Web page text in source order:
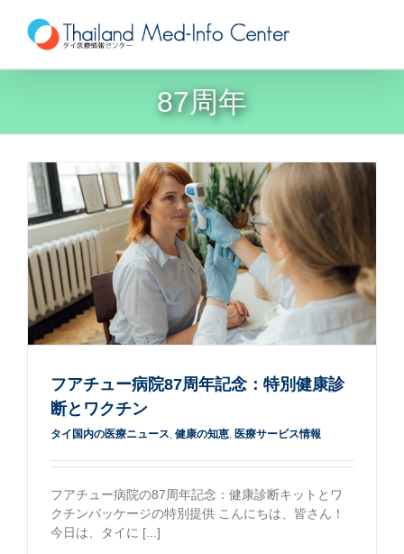
content
87周年
フアチュー病院87周年記念：特別健康診
断とワクチン
タイ国内の医療ニュース 健康の知恵 医療サービス情報
フアチュー病院の87周年記念：健康診断キットとワ
クチンパッケージの特別提供 こんにちは、皆さん！
今日は、タイに [...]